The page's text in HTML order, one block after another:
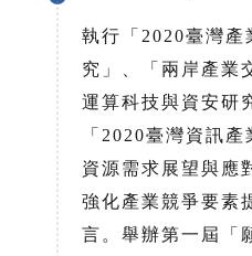
執行「2020臺灣產
究」、「兩岸產業
運算科技與資安研
「2020臺灣資訊
資源需求展望與應
強化產業競爭要素
言。舉辦第一屆「